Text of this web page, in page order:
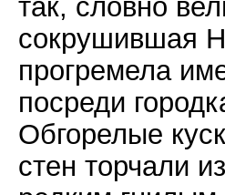
так, словно
сокрушившая
прогремела
посреди
Обгорелые
стен торчали